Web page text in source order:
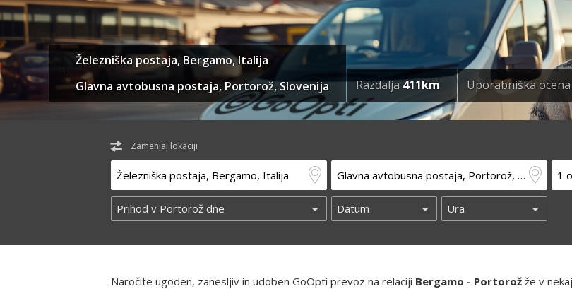
Železniška postaja, Bergamo, Italija
Glavna avtobusna postaja, Portorož, Slovenija
Razdalja411km Uporabniška ocena
Zamenjaj lokaciji
Naročite ugoden, zanesljiv in udoben GoOpti prevoz na relaciji Bergamo - Portorož že v